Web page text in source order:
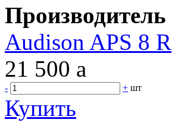
Производитель
Audison APS 8 R
21 500 a
- + шт
Купить